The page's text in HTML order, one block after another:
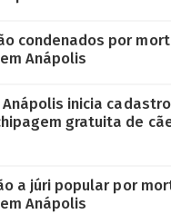
condenados por
Anápolis
inicia
gratuita de
a júri popular por
Anápolis